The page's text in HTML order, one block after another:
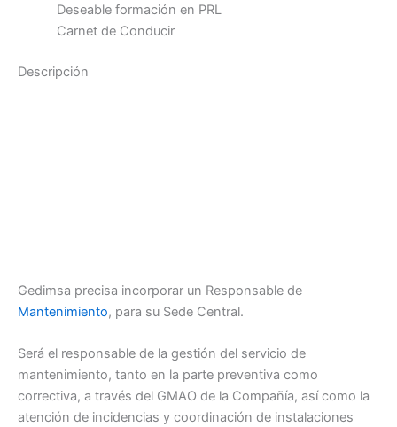
Deseable formación en PRL
Carnet de Conducir
Descripción
Gedimsa precisa incorporar un Responsable de
Mantenimiento, para su Sede Central.
Será el responsable de la gestión del servicio de
mantenimiento, tanto en la parte preventiva como
correctiva, a través del GMAO de la Compañía, así como la
atención de incidencias y coordinación de instalaciones